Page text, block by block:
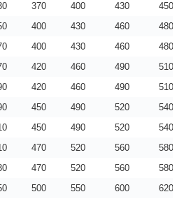
370 400 430
450
400 430 460
480
400 430 460
480
420 460 490
510
420 460 490
510
450 490 520
540
450 490 520
540
470 520 560
580
470 520 560
580
500 550 600 620